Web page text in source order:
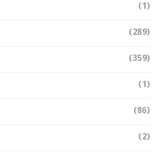
(1)
(289)
(359)
(1)
(86)
(2)